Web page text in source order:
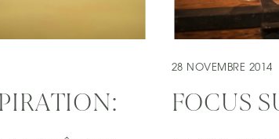
28 NOVEMBRE 2014
FOCUS